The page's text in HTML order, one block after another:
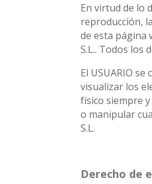
En virtud de lo
reproducción,
de esta página
S.L.. Todos los
El USUARIO
visualizar los
físico siempre
o manipular
S.L.
Derecho de